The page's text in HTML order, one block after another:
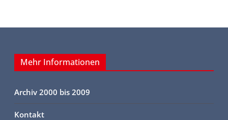
Mehr Informationen
Archiv 2000 bis 2009
Kontakt